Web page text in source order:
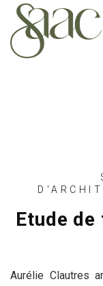
Etude
Aurélie Clautres